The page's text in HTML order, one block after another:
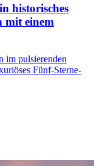
historisches
mit einem
im pulsierenden
Fünf-Sterne-